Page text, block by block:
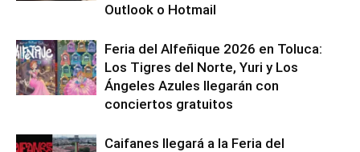
Outlook o Hotmail
Feria del Alfeñique 2026 en Toluca:
Los Tigres del Norte, Yuri y Los
Ángeles Azules llegarán con
conciertos gratuitos
Caifanes llegará a la Feria del